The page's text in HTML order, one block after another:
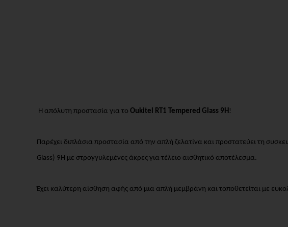
Η απόλυτη προστασία για το Oukitel RT1 Tempered Glass 9H!
Παρέχει διπλάσια προστασία από την απλή ζελατίνα και προστατεύει τη
Glass) 9H με στρογγυλεμένες άκρες για τέλειο αισθητικό αποτέλεσμα.
Έχει καλύτερη αίσθηση αφής από μια απλή μεμβράνη και τοποθετείται με